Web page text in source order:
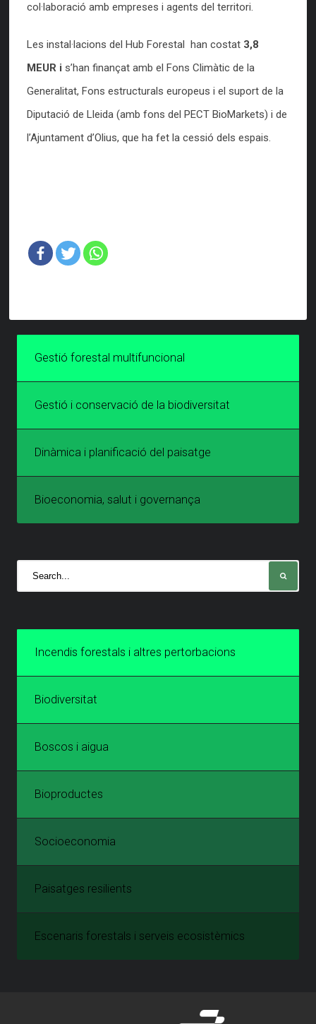
col·laboració amb empreses i agents del territori.
Les instal·lacions del Hub Forestal han costat 3,8
MEUR i s’han finançat amb el Fons Climàtic de la
Generalitat, Fons estructurals europeus i el suport de la
Diputació de Lleida (amb fons del PECT BioMarkets) i de
l’Ajuntament d’Olius, que ha fet la cessió dels espais.
Gestió forestal multifuncional
Gestió i conservació de la biodiversitat
Dinàmica i planificació del paisatge
Bioeconomia, salut i governança
Incendis forestals i altres pertorbacions
Biodiversitat
Boscos i aigua
Bioproductes
Socioeconomia
Paisatges resilients
Escenaris forestals i serveis ecosistèmics